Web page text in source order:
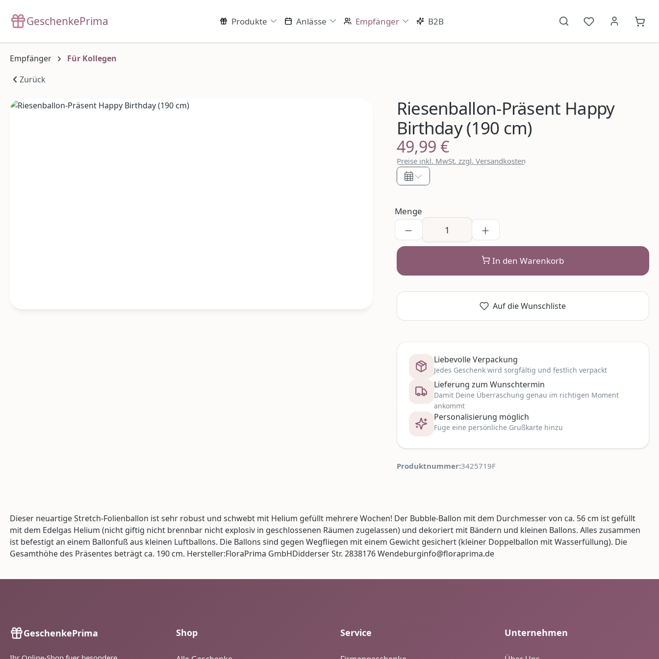
GeschenkePrima Produkte Anlässe Empfänger B2B
Du hast 0
Empfänger
Für Kollegen
Zurück
Bildergalerie überspringen
Riesenballon-Präsent Happy
Birthday (190 cm)
Regulärer Preis:
49,99 €
Preise inkl. MwSt. zzgl. Versandkosten
Menge
In den Warenkorb
Auf die Wunschliste
Liebevolle Verpackung
Jedes Geschenk wird sorgfältig und festlich verpackt
Lieferung zum Wunschtermin
Damit Deine Überraschung genau im richtigen Moment
ankommt
Personalisierung möglich
Füge eine persönliche Grußkarte hinzu
Produktnummer:3425719F
Dieser neuartige Stretch-Folienballon ist sehr robust und schwebt mit Helium gefüllt mehrere Wochen! Der Bubble-Ballon mit dem Durchmesser von ca. 56 cm ist gefüllt
mit dem Edelgas Helium (nicht giftig nicht brennbar nicht explosiv in geschlossenen Räumen zugelassen) und dekoriert mit Bändern und kleinen Ballons. Alles zusammen
ist befestigt an einem Ballonfuß aus kleinen Luftballons. Die Ballons sind gegen Wegfliegen mit einem Gewicht gesichert (kleiner Doppelballon mit Wasserfüllung). Die
Gesamthöhe des Präsentes beträgt ca. 190 cm. Hersteller:FloraPrima GmbHDidderser Str. 2838176 Wendeburginfo@floraprima.de
GeschenkePrima Shop Service Unternehmen